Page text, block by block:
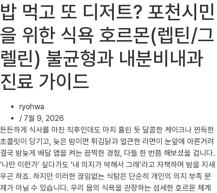
밥 먹고 또 디저트? 포천시민
을 위한 식욕 호르몬(렙틴/그
렐린) 불균형과 내분비내과
진료 가이드
ryohwa
/ 7월 9, 2026
든든하게 식사를 마친 직후인데도 마치 홀린 듯 달콤한 케이크나 찐득한
초콜릿이 당기고, 늦은 밤이면 튀김닭과 얼큰한 라면이 눈앞에 아른거려
결국 밤늦게 배달 앱을 켜는 끔찍한 경험, 다들 한 번쯤 해보셨을 겁니다.
‘나만 이런가’ 싶다가도 ‘내 의지가 약해서 그래’라고 자책하며 밤을 지새
우곤 하죠. 하지만 이러한 끊임없는 식탐은 단순히 개인의 의지 부족 문
제가 아닐 수 있습니다. 우리 몸의 식욕을 관장하는 섬세한 호르몬 체계